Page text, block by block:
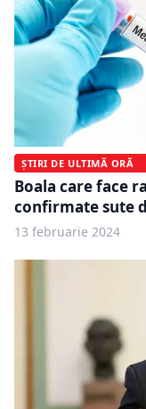
ȘTIRI DE ULTIMĂ ORĂ
Boala care face
confirmate sute
13 februarie 2024